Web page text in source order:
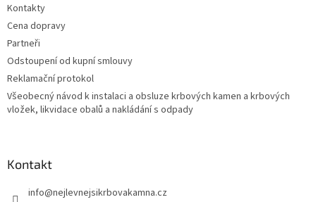
Kontakty
Cena dopravy
Partneři
Odstoupení od kupní smlouvy
Reklamační protokol
Všeobecný návod k instalaci a obsluze krbových kamen a krbových
vložek, likvidace obalů a nakládání s odpady
Kontakt
info@nejlevnejsikrbovakamna.cz